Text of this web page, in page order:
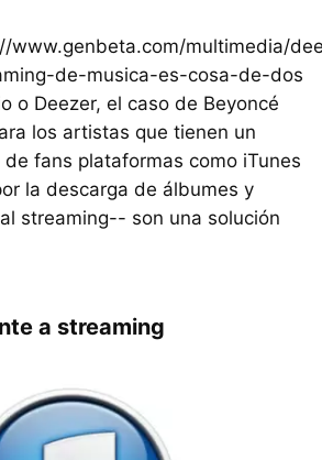
www.genbeta.com/multimedia/
de-musica-es-cosa-de-dos
o Deezer, el caso de Beyoncé
los artistas que tienen un
fans plataformas como iTunes
la descarga de álbumes y
streaming-- son una solución
a streaming